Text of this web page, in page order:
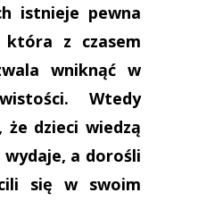
istnieje pewna
która z czasem
wniknąć w
Wtedy
że dzieci wiedzą
a dorośli
się w swoim